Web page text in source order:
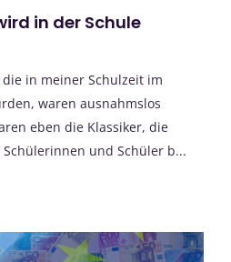
in der Schule
in meiner Schulzeit im
waren ausnahmslos
eben die Klassiker, die
und Schüler b...